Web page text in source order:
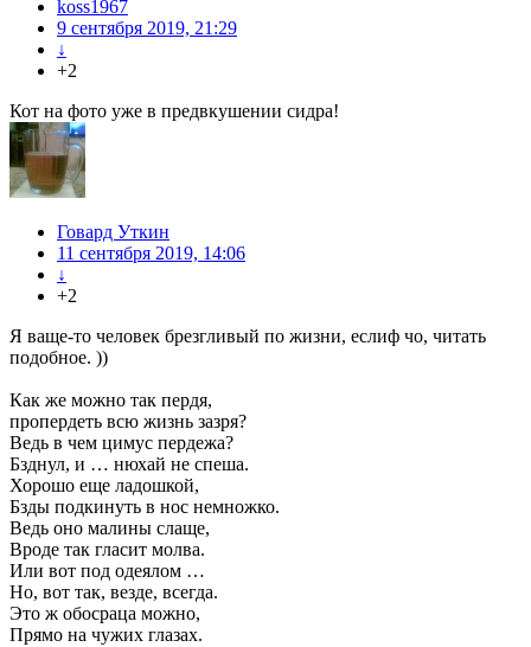
koss1967
9 сентября 2019, 21:29
↓
+2
Кот на фото уже в предвкушении сидра!
Говард Уткин
11 сентября 2019, 14:06
↓
+2
Я ваще-то человек брезгливый по жизни, еслиф чо, читать
подобное. ))
Как же можно так пердя,
пропердеть всю жизнь зазря?
Ведь в чем цимус пердежа?
Бзднул, и … нюхай не спеша.
Хорошо еще ладошкой,
Бзды подкинуть в нос немножко.
Ведь оно малины слаще,
Вроде так гласит молва.
Или вот под одеялом …
Но, вот так, везде, всегда.
Это ж обосраца можно,
Прямо на чужих глазах.